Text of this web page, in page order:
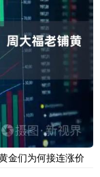
金们为何接连涨价